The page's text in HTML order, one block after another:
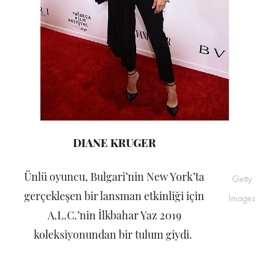
DIANE KRUGER
Ünlü oyuncu, Bulgari’nin New York’ta
gerçekleşen bir lansman etkinliği için
A.L.C.’nin İlkbahar Yaz 2019
koleksiyonundan bir tulum giydi.
Getty
Images